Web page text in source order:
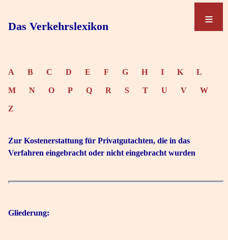
Das Verkehrslexikon ≡
≡
A B C D E F G H I K L
M N O P Q R S T U V W
Z
Zur Kostenerstattung für Privatgutachten, die in das
Verfahren eingebracht oder nicht eingebracht wurden
Gliederung: